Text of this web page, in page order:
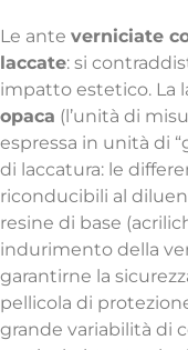
Le ante verniciate
laccate: si
impatto estetico. La
opaca (l’unità di
espressa in unità di
di laccatura: le
riconducibili al
resine di base
indurimento della
garantirne la
pellicola di
grande variabilità di